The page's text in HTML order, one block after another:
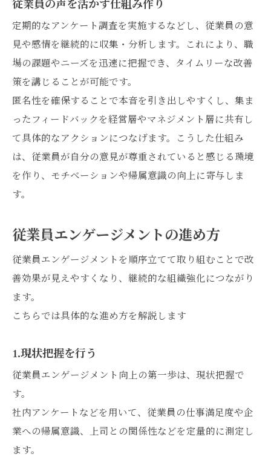
従業員の声を活かす仕組み作り
定期的なアンケート調査を実施するなどし、従業員の意
見や感情を継続的に収集・分析します。これにより、職
場の課題やニーズを迅速に把握でき、タイムリーな改善
策を講じることが可能です。
匿名性を確保することで本音を引き出しやすくし、集ま
ったフィードバックを経営層やマネジメント層に共有し
て具体的なアクションにつなげます。こうした仕組み
は、従業員が自分の意見が尊重されていると感じる環境
を作り、モチベーションや帰属意識の向上に寄与しま
す。
従業員エンゲージメントの進め方
従業員エンゲージメントを順序立てて取り組むことで改
善効果が見えやすくなり、継続的な組織強化につながり
ます。
こちらでは具体的な進め方を解説します
1.現状把握を行う
従業員エンゲージメント向上の第一歩は、現状把握で
す。
社内アンケートなどを用いて、従業員の仕事満足度や企
業への帰属意識、上司との関係性などを定量的に測定し
ます。